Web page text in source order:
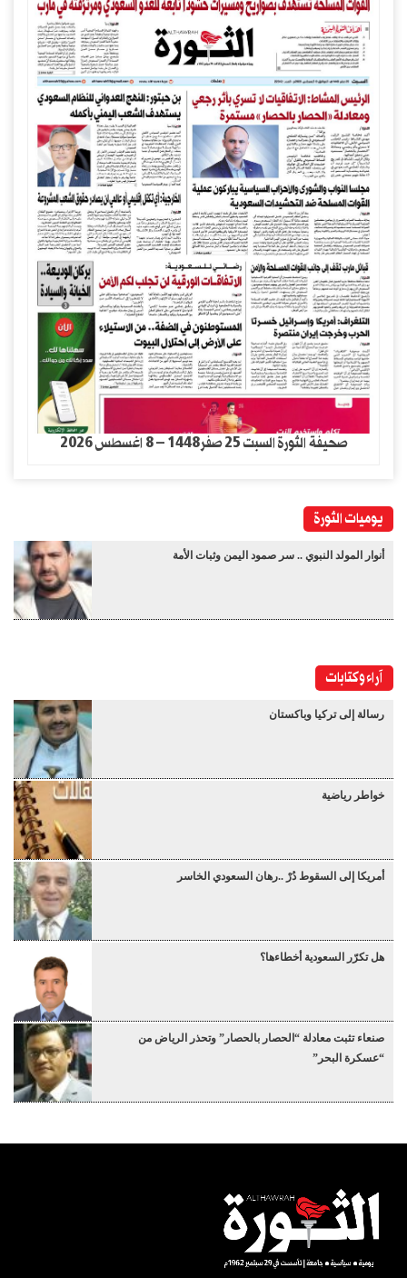
صحيفة الثورة السبت 25 صفر1448 – 8 اغسطس 2026
يوميات الثورة
أنوار المولد النبوي .. سر صمود اليمن وثبات الأمة
آراء وكتابات
رسالة إلى تركيا وباكستان
خواطر رياضية
أمريكا إلى السقوط دُرْ ..رهان السعودي الخاسر
هل تكرّر السعودية أخطاءها؟
صنعاء تثبت معادلة “الحصار بالحصار” وتحذر الرياض من
“عسكرة البحر”